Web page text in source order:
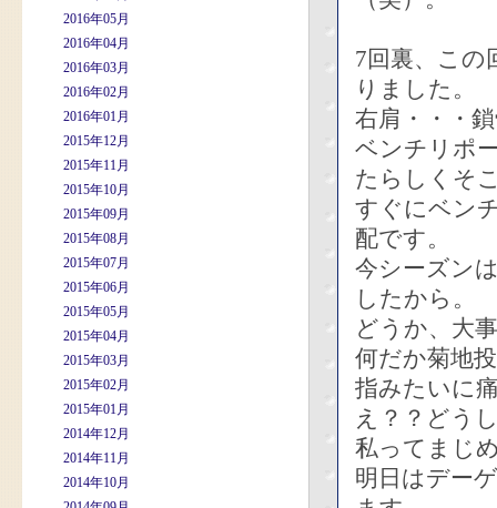
2016年05月
2016年04月
2016年03月
2016年02月
2016年01月
2015年12月
2015年11月
2015年10月
2015年09月
2015年08月
2015年07月
2015年06月
2015年05月
2015年04月
2015年03月
2015年02月
2015年01月
2014年12月
2014年11月
2014年10月
7回裏、この
りました。
右肩・・・
ベンチリポ
たらしくそ
すぐにベン
配です。
今シーズン
したから。
どうか、大
何だか菊地
指みたいに
え？？どう
私ってまじ
明日はデー